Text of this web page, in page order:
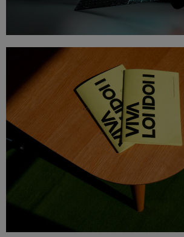
Diseño Editorial
The Viva London